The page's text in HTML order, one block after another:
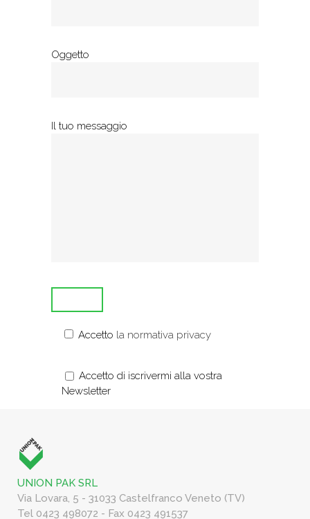
Oggetto
Il tuo messaggio
Accetto la normativa privacy
Accetto di iscrivermi alla vostra
Newsletter
UNION PAK SRL
Via Lovara, 5 - 31033 Castelfranco Veneto (TV)
Tel 0423 498072 - Fax 0423 491537